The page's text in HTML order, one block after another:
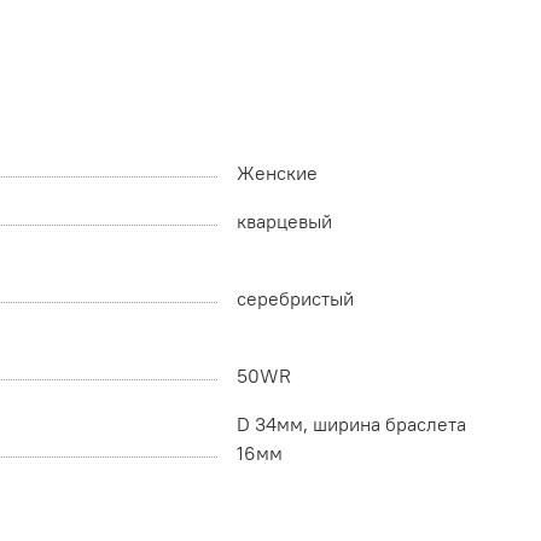
Женские
кварцевый
серебристый
50WR
D 34мм, ширина браслета
16мм